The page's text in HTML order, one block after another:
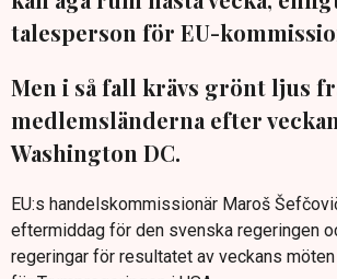
talesperson för EU-
Men i så fall krävs grönt ljus
medlemsländerna efter
Washington DC.
EU:s handelskommissionär Maroš
eftermiddag för den svenska regeringen
regeringar för resultatet av veckans